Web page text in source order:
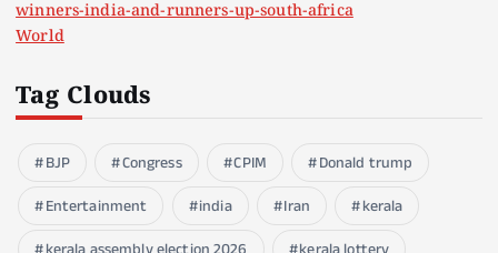
winners-india-and-runners-up-south-africa
World
Tag Clouds
BJP Congress CPIM
Donald trump
Entertainment
india Iran
kerala